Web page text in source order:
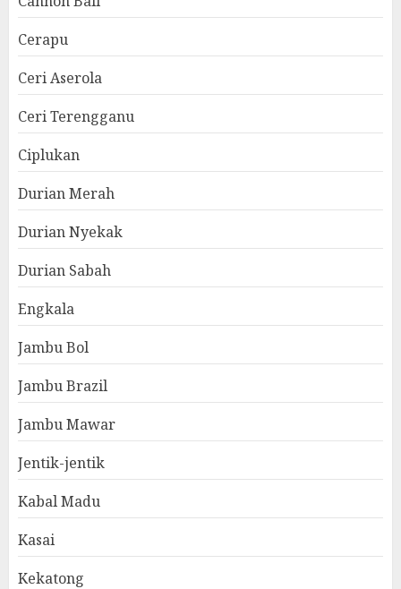
Cerapu
Ceri Aserola
Ceri Terengganu
Ciplukan
Durian Merah
Durian Nyekak
Durian Sabah
Engkala
Jambu Bol
Jambu Brazil
Jambu Mawar
Jentik-jentik
Kabal Madu
Kasai
Kekatong